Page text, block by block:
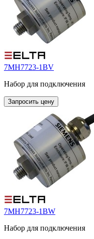
7MH7723-1BV
Набор для подключения
Запросить цену
7MH7723-1BW
Набор для подключения